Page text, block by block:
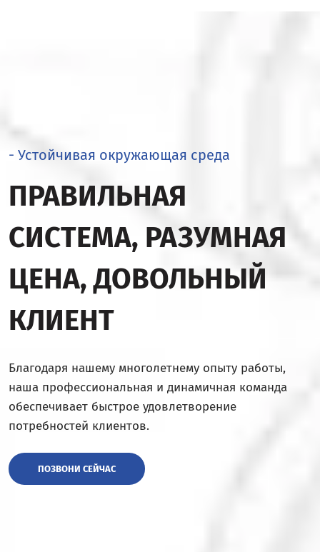
- Устойчивая окружающая среда
ПРАВИЛЬНАЯ
СИСТЕМА, РАЗУМНАЯ
ЦЕНА, ДОВОЛЬНЫЙ
КЛИЕНТ
Благодаря нашему многолетнему опыту работы,
наша профессиональная и динамичная команда
обеспечивает быстрое удовлетворение
потребностей клиентов.
ПОЗВОНИ СЕЙЧАС